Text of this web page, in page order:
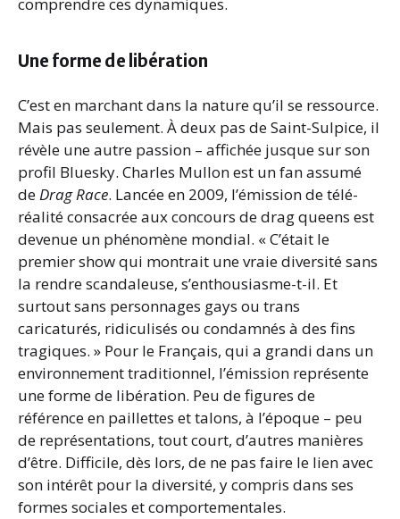
comprendre ces dynamiques.
Une forme de libération
C’est en marchant dans la nature qu’il se ressource.
Mais pas seulement. À deux pas de Saint-Sulpice, il
révèle une autre passion – affichée jusque sur son
profil Bluesky. Charles Mullon est un fan assumé
deDrag Race. Lancée en 2009, l’émission de télé-
réalité consacrée aux concours de drag queens est
devenue un phénomène mondial. « C’était le
premier show qui montrait une vraie diversité sans
la rendre scandaleuse, s’enthousiasme-t-il. Et
surtout sans personnages gays ou trans
caricaturés, ridiculisés ou condamnés à des fins
tragiques. » Pour le Français, qui a grandi dans un
environnement traditionnel, l’émission représente
une forme de libération. Peu de figures de
référence en paillettes et talons, à l’époque – peu
de représentations, tout court, d’autres manières
d’être. Difficile, dès lors, de ne pas faire le lien avec
son intérêt pour la diversité, y compris dans ses
formes sociales et comportementales.